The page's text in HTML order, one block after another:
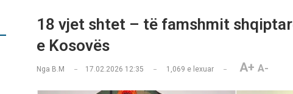
18 vjet shtet – të famshmit
e Kosovës
Nga B.M 17.02.2026 12:35 1,069 e lexuar A+ A-